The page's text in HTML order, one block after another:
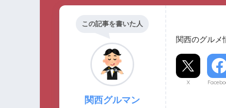
この記事を書いた人
関西グルマン
関西のグルメ
X